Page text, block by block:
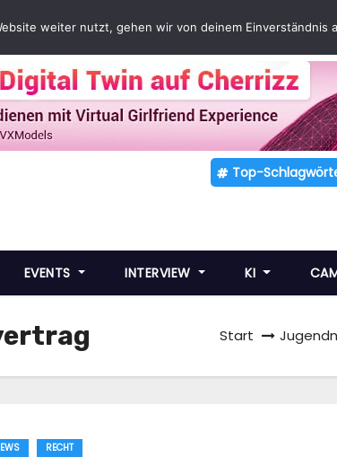
Top-
EVENTS INTERVIEW KI
Start
RECHT
weiter nutzt, gehen wir von deinem Einverständnis